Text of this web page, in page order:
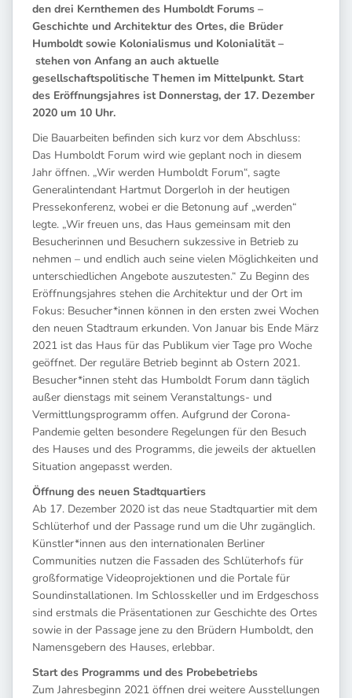
den drei Kernthemen des Humboldt Forums –
Geschichte und Architektur des Ortes, die Brüder
Humboldt sowie Kolonialismus und Kolonialität –
stehen von Anfang an auch aktuelle
gesellschaftspolitische Themen im Mittelpunkt. Start
des Eröffnungsjahres ist Donnerstag, der 17. Dezember
2020 um 10 Uhr.
Die Bauarbeiten befinden sich kurz vor dem Abschluss:
Das Humboldt Forum wird wie geplant noch in diesem
Jahr öffnen. „Wir werden Humboldt Forum“, sagte
Generalintendant Hartmut Dorgerloh in der heutigen
Pressekonferenz, wobei er die Betonung auf „werden“
legte. „Wir freuen uns, das Haus gemeinsam mit den
Besucherinnen und Besuchern sukzessive in Betrieb zu
nehmen – und endlich auch seine vielen Möglichkeiten und
unterschiedlichen Angebote auszutesten.“ Zu Beginn des
Eröffnungsjahres stehen die Architektur und der Ort im
Fokus: Besucher*innen können in den ersten zwei Wochen
den neuen Stadtraum erkunden. Von Januar bis Ende März
2021 ist das Haus für das Publikum vier Tage pro Woche
geöffnet. Der reguläre Betrieb beginnt ab Ostern 2021.
Besucher*innen steht das Humboldt Forum dann täglich
außer dienstags mit seinem Veranstaltungs- und
Vermittlungsprogramm offen. Aufgrund der Corona-
Pandemie gelten besondere Regelungen für den Besuch
des Hauses und des Programms, die jeweils der aktuellen
Situation angepasst werden.
Öffnung des neuen Stadtquartiers
Ab 17. Dezember 2020 ist das neue Stadtquartier mit dem
Schlüterhof und der Passage rund um die Uhr zugänglich.
Künstler*innen aus den internationalen Berliner
Communities nutzen die Fassaden des Schlüterhofs für
großformatige Videoprojektionen und die Portale für
Soundinstallationen. Im Schlosskeller und im Erdgeschoss
sind erstmals die Präsentationen zur Geschichte des Ortes
sowie in der Passage jene zu den Brüdern Humboldt, den
Namensgebern des Hauses, erlebbar.
Start des Programms und des Probebetriebs
Zum Jahresbeginn 2021 öffnen drei weitere Ausstellungen